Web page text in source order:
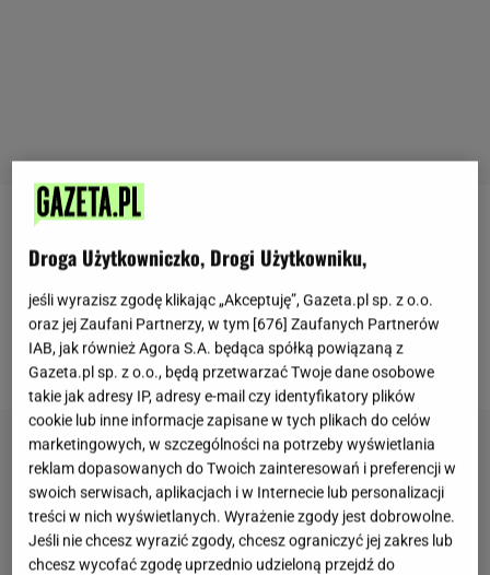
Beata Kozidrak zachwyca idealną figurą. Artystka
schudła dzięki stosowaniu specjalnej diety
gwiazda nie ukrywa, że ćwiczy głównie w domu i
raczej unika siłowni na mieście.Na Instagramie
zamieściła kilka ciekawych zdjęć z urlopu.
Droga Użytkowniczko, Drogi Użytkowniku,
jeśli wyrazisz zgodę klikając „Akceptuję”, Gazeta.pl sp. z o.o.
oraz jej Zaufani Partnerzy, w tym [676] Zaufanych Partnerów
IAB, jak również Agora S.A. będąca spółką powiązaną z
Gazeta.pl sp. z o.o., będą przetwarzać Twoje dane osobowe
takie jak adresy IP, adresy e-mail czy identyfikatory plików
cookie lub inne informacje zapisane w tych plikach do celów
marketingowych, w szczególności na potrzeby wyświetlania
reklam dopasowanych do Twoich zainteresowań i preferencji w
swoich serwisach, aplikacjach i w Internecie lub personalizacji
treści w nich wyświetlanych. Wyrażenie zgody jest dobrowolne.
Jeśli nie chcesz wyrazić zgody, chcesz ograniczyć jej zakres lub
chcesz wycofać zgodę uprzednio udzieloną przejdź do